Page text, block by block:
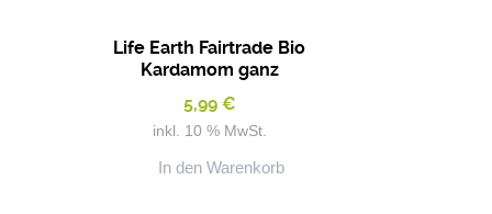
Life Earth Fairtrade Bio
Kardamom ganz
5,99 €
inkl. 10 % MwSt.
In den Warenkorb